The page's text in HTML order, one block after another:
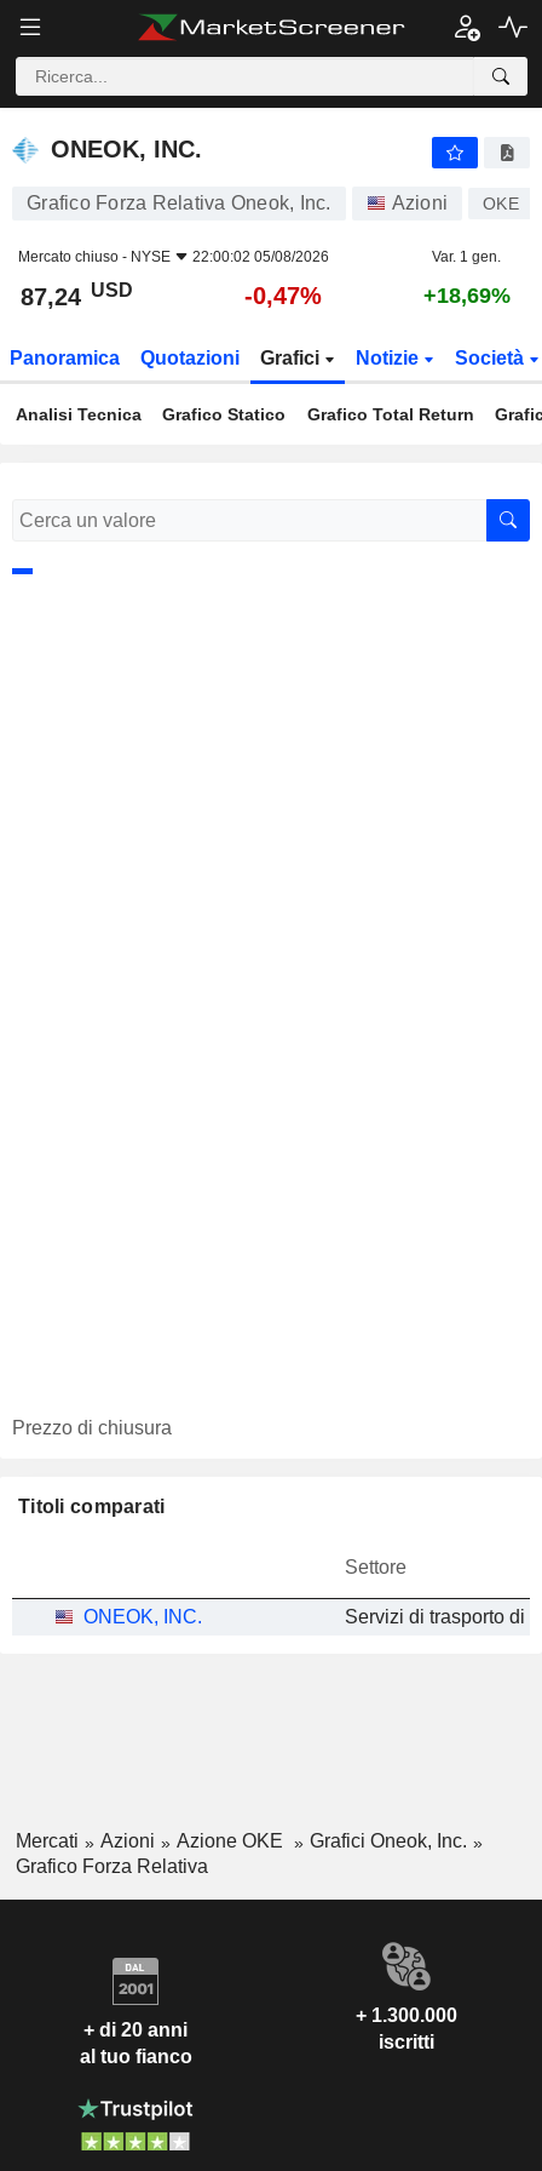
ONEOK, INC.
ONEOK, INC.
Grafico Forza Relativa Oneok, Inc. Azioni OKE
Mercato chiuso - NYSE 22:00:02 05/08/2026 Var. 1 gen.
87,24 USD -0,47% +18,69%
Panoramica Quotazioni Grafici Notizie Società
Analisi Tecnica Grafico Statico Grafico Total Return
Prezzo di chiusura
Titoli comparati
Settore
ONEOK, INC.
Mercati Azioni Azione OKE
Grafici Oneok, Inc.
Grafico Forza Relativa
+ di 20 anni
al tuo fianco
+ 1.300.000
iscritti